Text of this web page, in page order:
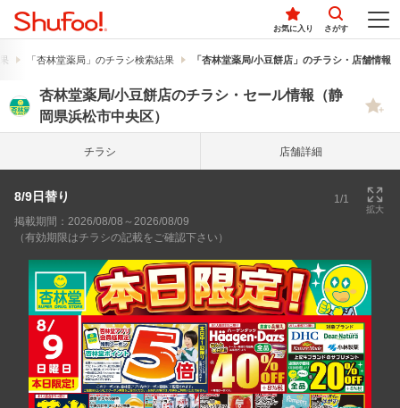
お気に入り さがす
「杏林堂薬局」のチラシ検索結果 「杏林堂薬局/小豆餅店」のチラシ・店舗情報
杏林堂薬局/小豆餅店のチラシ・セール情報（静
岡県浜松市中央区）
チラシ 店舗詳細
8/9日替り 1/1
拡大
掲載期間：2026/08/08～2026/08/09
（有効期限はチラシの記載をご確認下さい）